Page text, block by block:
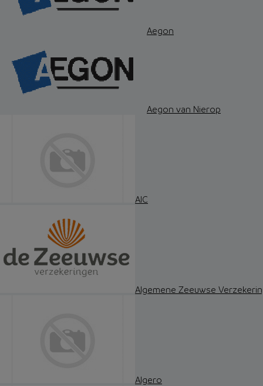
Aegon
Aegon van Nierop
AIC
Algemene Zeeuwse
Algero